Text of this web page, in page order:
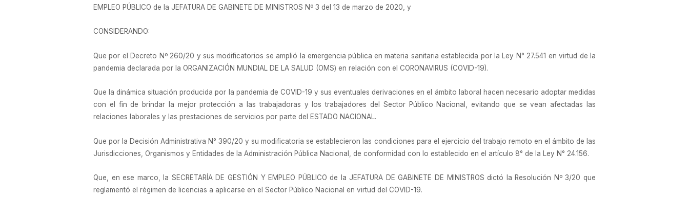
EMPLEO PÚBLICO de la JEFATURA DE GABINETE DE MINISTROS Nº 3 del 13 de marzo de 2020, y
CONSIDERANDO:
Que por el Decreto Nº 260/20 y sus modificatorios se amplió la emergencia pública en materia sanitaria establecida por la Ley N° 27.541 en virtud de la
pandemia declarada por la ORGANIZACIÓN MUNDIAL DE LA SALUD (OMS) en relación con el CORONAVIRUS (COVID-19).
Que la dinámica situación producida por la pandemia de COVID-19 y sus eventuales derivaciones en el ámbito laboral hacen necesario adoptar medidas
con el fin de brindar la mejor protección a las trabajadoras y los trabajadores del Sector Público Nacional, evitando que se vean afectadas las
relaciones laborales y las prestaciones de servicios por parte del ESTADO NACIONAL.
Que por la Decisión Administrativa N° 390/20 y su modificatoria se establecieron las condiciones para el ejercicio del trabajo remoto en el ámbito de las
Jurisdicciones, Organismos y Entidades de la Administración Pública Nacional, de conformidad con lo establecido en el artículo 8° de la Ley N° 24.156.
Que, en ese marco, la SECRETARÍA DE GESTIÓN Y EMPLEO PÚBLICO de la JEFATURA DE GABINETE DE MINISTROS dictó la Resolución Nº 3/20 que
reglamentó el régimen de licencias a aplicarse en el Sector Público Nacional en virtud del COVID-19.